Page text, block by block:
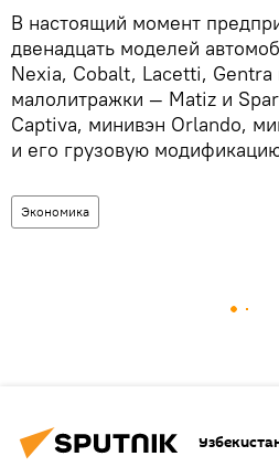
В настоящий момент
двенадцать моделей
Nexia, Cobalt, Lacetti, Gentra
малолитражки — Matiz и
Captiva, минивэн Orlando,
и его грузовую
Экономика